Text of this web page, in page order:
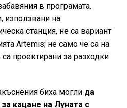
в програмата.
използвани на
станция, не са вариант
Artemis; не само че са на
проектирани за разходки
биха могли да
кацане на Луната с